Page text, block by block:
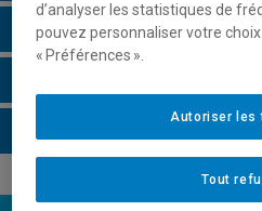
Horaire - Été 2026
d’analyser les statistiques de
pouvez personnaliser votre
« Préférences ».
Tout
Autoriser les